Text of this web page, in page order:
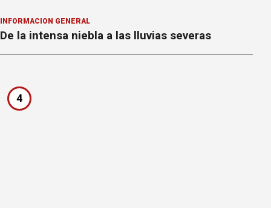
INFORMACION GENERAL
De la intensa niebla a las lluvias severas
4